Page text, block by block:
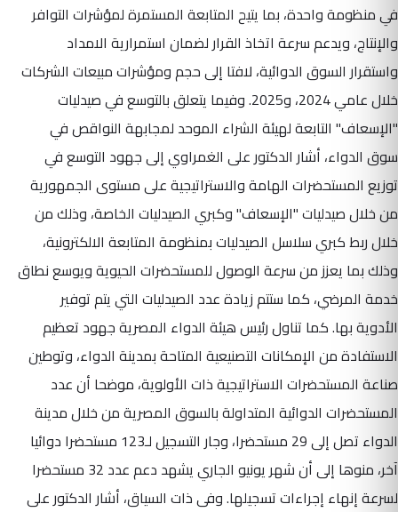
في منظومة واحدة، بما يتيح المتابعة المستمرة لمؤشرات التوافر
والإنتاج، ويدعم سرعة اتخاذ القرار لضمان استمرارية الامداد
واستقرار السوق الدوائية، لافتا إلى حجم ومؤشرات مبيعات الشركات
خلال عامي 2024، و2025. وفيما يتعلق بالتوسع في صيدليات
"الإسعاف" التابعة لهيئة الشراء الموحد لمجابهة النواقص في
سوق الدواء، أشار الدكتور على الغمراوي إلى جهود التوسع في
توزيع المستحضرات الهامة والاستراتيجية على مستوى الجمهورية
من خلال صيدليات "الإسعاف" وكبري الصيدليات الخاصة، وذلك من
خلال ربط كبري سلاسل الصيدليات بمنظومة المتابعة الالكترونية،
وذلك بما يعزز من سرعة الوصول للمستحضرات الحيوية ويوسع نطاق
خدمة المرضي، كما ستتم زيادة عدد الصيدليات التي يتم توفير
الأدوية بها. كما تناول رئيس هيئة الدواء المصرية جهود تعظيم
الاستفادة من الإمكانات التصنيعية المتاحة بمدينة الدواء، وتوطين
صناعة المستحضرات الاستراتيجية ذات الأولوية، موضحا أن عدد
المستحضرات الدوائية المتداولة بالسوق المصرية من خلال مدينة
الدواء تصل إلى 29 مستحضرا، وجار التسجيل لـ123 مستحضرا دوائيا
آخر، منوها إلى أن شهر يونيو الجاري يشهد دعم عدد 32 مستحضرا
لسرعة إنهاء إجراءات تسجيلها. وفى ذات السياق، أشار الدكتور على